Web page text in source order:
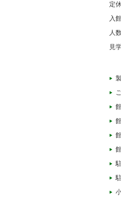
定
入
人
見